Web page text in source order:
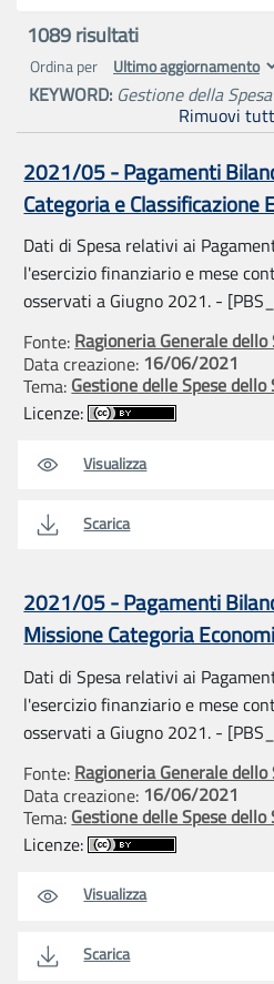
1089risultati
Ordina per
KEYWORD: Gestione della Spesa
Rimuovi
2021/05 - Pagamenti
Categoria e Classificazione
Dati di Spesa relativi ai
l'esercizio finanziario e mese
osservati a Giugno 2021. -
Fonte: Ragioneria Generale
Data creazione: 16/06/2021
Tema: Gestione delle Spese
Licenze:
Visualizza
Scarica
2021/05 - Pagamenti
Missione Categoria
Dati di Spesa relativi ai
l'esercizio finanziario e mese
osservati a Giugno 2021. -
Fonte: Ragioneria Generale
Data creazione: 16/06/2021
Tema: Gestione delle Spese
Licenze:
Visualizza
Scarica